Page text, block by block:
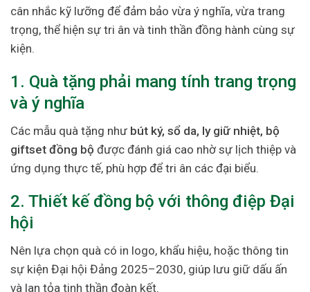
cân nhắc kỹ lưỡng để đảm bảo vừa ý nghĩa, vừa trang
trọng, thể hiện sự tri ân và tinh thần đồng hành cùng sự
kiện.
1. Quà tặng phải mang tính trang trọng
và ý nghĩa
Các mẫu quà tặng như bút ký, sổ da, ly giữ nhiệt, bộ
giftset đồng bộ được đánh giá cao nhờ sự lịch thiệp và
ứng dụng thực tế, phù hợp để tri ân các đại biểu.
2. Thiết kế đồng bộ với thông điệp Đại
hội
Nên lựa chọn quà có in logo, khẩu hiệu, hoặc thông tin
sự kiện Đại hội Đảng 2025–2030, giúp lưu giữ dấu ấn
và lan tỏa tinh thần đoàn kết.